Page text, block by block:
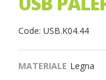
Code: USB.K04.44
MATERIALE Legna